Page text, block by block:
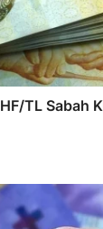
TL Sabah